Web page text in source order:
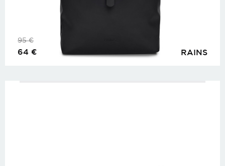
RAINS
95€
64 €